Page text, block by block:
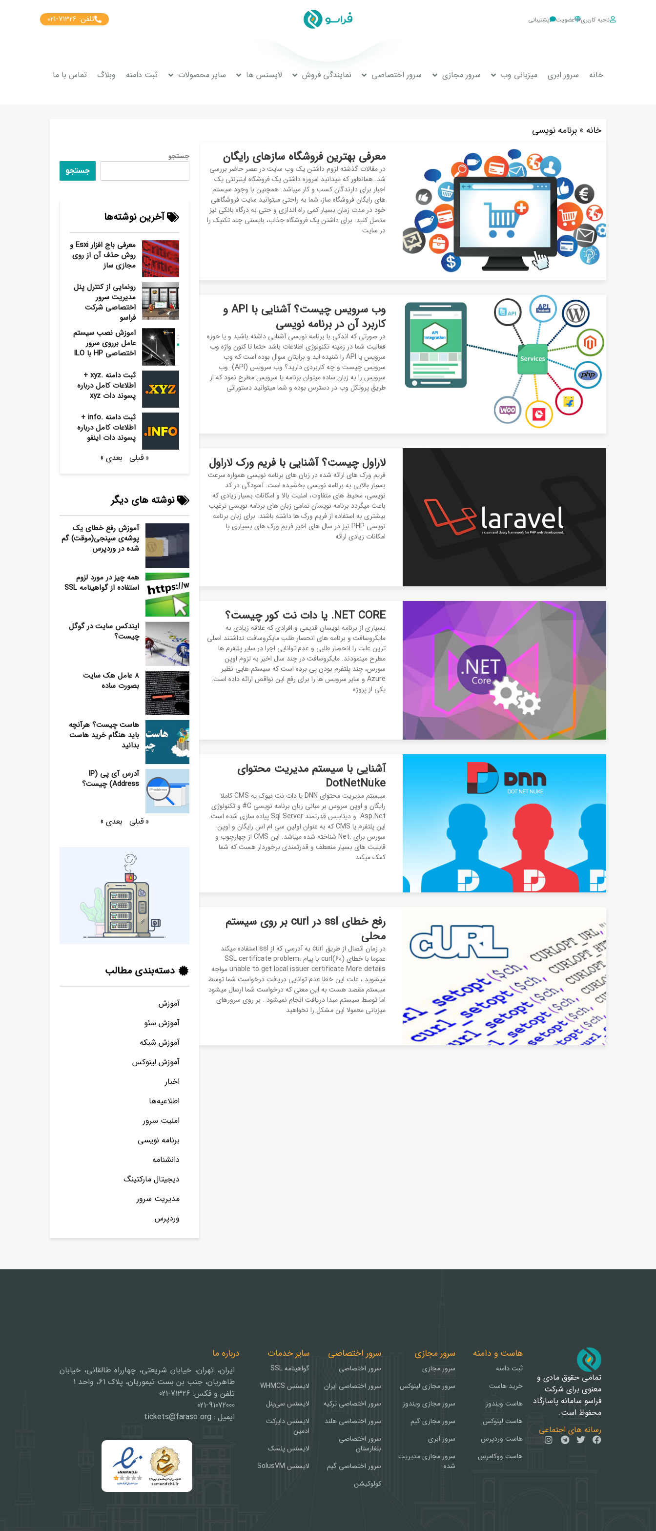
ناحیه کاربری عضویت پشتیبانی تلفن: 71326-021
خانه سرور ابری میزبانی وب سرور مجازی سرور اختصاصی نمایندگی فروش لایسنس ها سایر محصولات ثبت دامنه وبلاگ تماس با ما
خانه » برنامه نویسی
معرفی بهترین فروشگاه سازهای رایگان
در مقالات گذشته لزوم داشتن یک وب سایت در عصر حاضر بررسی
شد. همانطور که میدانید امروزه داشتن یک فروشگاه اینترنتی یک
اجبار برای دارندگان کسب و کار میباشد. همچنین با وجود سیستم
های رایگان فروشگاه ساز، شما به راحتی میتوانید سایت فروشگاهی
خود در مدت زمان بسیار کمی راه اندازی و حتی به درگاه بانکی نیز
متصل کنید. برای داشتن یک فروشگاه جذاب، بایستی چند تکنیک را
در سایت
وب سرویس چیست؟ آشنایی با API و
کاربرد آن در برنامه نویسی
در صورتی که اندکی با برنامه نویسی آشنایی داشته باشید و یا حوزه
فعالیت شما در زمینه تکنولوژی اطلاعات باشد حتما تا کنون واژه وب
سرویس یا API را شنیده اید و برایتان سوال بوده است که وب
سرویس چیست و چه کاربردی دارید؟ وب سرویس (API) وب
سرویس را به زبان ساده میتوان برنامه یا سرویس مطرح نمود که از
طریق پروتکل وب در دسترس بوده و شما میتوانید دستوراتی
لاراول چیست؟ آشنایی با فریم ورک لاراول
فریم ورک های ارائه شده در زبان های برنامه نویسی همواره سرعت
بسیار بالایی به برنامه نویسی بخشیده است. آسودگی در کد
نویسی، محیط های متفاوت، امنیت بالا و امکانات بسیار زیادی که
باعث میگردد برنامه نویسان تمامی زبان های برنامه نویسی ترغیب
بیشتری به استفاده از فریم ورک ها داشته باشند. برای زبان برنامه
نویسی PHP نیز در سال های اخیر فریم ورک های بسیاری با
امکانات زیادی ارائه
NET CORE. یا دات نت کور چیست؟
بسیاری از برنامه نویسان قدیمی و افرادی که علاقه زیادی به
مایکروسافت و برنامه های انحصار طلب مایکروسافت نداشتند اصلی
ترین علت را انحصار طلبی و عدم توانایی اجرا در سایر پلتفرم ها
مطرح مینمودند. مایکروسافت در چند سال اخیر به لزوم اوپن
سورس، چند پلتفرم بودن پی برده است که سیستم هایی نظیر
Azure و سایر سرویس ها را برای رفع این نواقص ارائه داده است.
یکی از پروژه
آشنایی با سیستم مدیریت محتوای
DotNetNuke
سیستم مدیریت محتوای DNN یا دات نت نیوک یه CMS کاملا
رایگان و اوپن سروس بر مبانی زبان برنامه نویسی C# و تکنولوژی
Asp.Net و دیتابیس قدرتمند Sql Server پیاده سازی شده است.
این پلتفرم یا CMS که به عنوان اولین سی ام اس رایگان و اوپن
سورس برای .Net شناخته شده میباشد. این CMS از چهارچوب و
قابلیت های بسیار منعطف و قدرتمندی برخوردار هست که شما
کمک میکند
رفع خطای ssl در curl بر روی سیستم
محلی
در زمان اتصال از طریق curl به آدرسی که از ssl استفاده میکند
عموما با خطای curl(60) با پیام SSL certificate problem:
unable to get local issuer certificate More details مواجه
میشوید ، علت این خطا عدم توانایی دریافت درخواست شما توسط
سیستم مقصد هست به این معنی که درخواست شما ارسال میشود
اما توسط سیستم مبدا دریافت انجام نمیشود . بر روی سرورهای
میزبانی معمولا این مشکل را نخواهید
جستجو
جستجو
آخرین نوشته‌ها
معرفی باج افزار Esxi و
روش حذف آن از روی
مجازی ساز
رونمایی از کنترل پنل
مدیریت سرور
اختصاصی شرکت
فراسو
اموزش نصب سیستم
عامل برروی سرور
اختصاصی HP با ILO
ثبت دامنه .xyz +
اطلاعات کامل درباره
پسوند دات xyz
ثبت دامنه .info +
اطلاعات کامل درباره
پسوند دات اینفو
« قبلی بعدی »
نوشته های دیگر
آموزش رفع خطای یک
پوشه‌ی سپنجی(موقت) گم
شده در وردپرس
همه چیز در مورد لزوم
استفاده از گواهینامه SSL
ایندکس سایت در گوگل
چیست؟
8 عامل هک سایت
بصورت ساده
هاست چیست؟ هرآنچه
باید هنگام خرید هاست
بدانید
آدرس آی پی (IP
Address) چیست؟
« قبلی بعدی »
دسته‌بندی مطالب
آموزش
آموزش سئو
آموزش شبکه
آموزش لینوکس
اخبار
اطلاعیه‌ها
امنیت سرور
برنامه نویسی
دانشنامه
دیجیتال مارکتینگ
مدیریت سرور
وردپرس
تمامی حقوق مادی و
معنوی برای شرکت
فراسو سامانه پاسارگاد
محفوظ است.
رسانه های اجتماعی
هاست و دامنه
ثبت دامنه
خرید هاست
هاست ویندوز
هاست لینوکس
هاست وردپرس
هاست ووکامرس
سرور مجازی
سرور مجازی
سرور مجازی لینوکس
سرور مجازی ویندوز
سرور مجازی گیم
سرور ابری
سرور مجازی مدیریت
شده
سرور اختصاصی
سرور اختصاصی
سرور اختصاصی ایران
سرور اختصاصی ترکیه
سرور اختصاصی هلند
سرور اختصاصی
بلغارستان
سرور اختصاصی گیم
کولوکیشن
سایر خدمات
گواهینامه SSL
لایسنس WHMCS
لایسنس سی‌پنل
لایسنس دایرکت
ادمین
لایسنس پلسک
لایسنس SolusVM
درباره ما
ایران، تهران، خیابان شریعتی، چهارراه طالقانی، خیابان
طاهریان، جنب بن بست تیموریان، پلاک 61، واحد 1
تلفن و فکس: 71326-021
021-91072000
ایمیل : tickets@faraso.org